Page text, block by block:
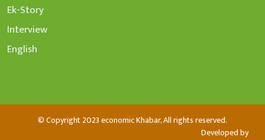
Ek-Story
Interview
English
© Copyright 2023 economic Khabar, All rights reserved.
Developed by